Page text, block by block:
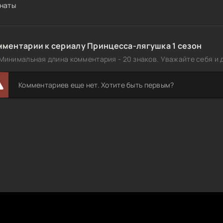
к сериалу Принцесса-лягушка 1 сезон
длина комментария - 20 знаков. Уважайте себя и
Комментариев еще нет. Хотите быть первым?